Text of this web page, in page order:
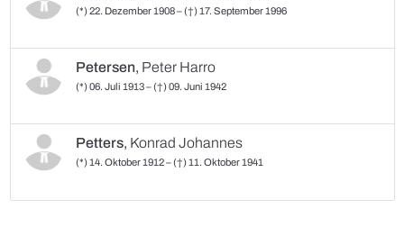
(*) 22. Dezember 1908 – (†) 17. September 1996
Petersen, Peter Harro
(*) 06. Juli 1913 – (†) 09. Juni 1942
Petters, Konrad Johannes
(*) 14. Oktober 1912 – (†) 11. Oktober 1941